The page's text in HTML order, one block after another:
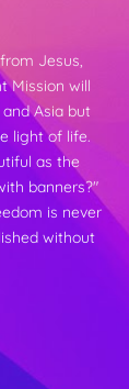
Jesus,
Mission will
Asia but
light of life.
as the
banners?"
is never
without